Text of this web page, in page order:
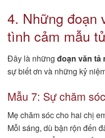
4. Những đoạn
tình cảm mẫu
Đây là những đoạn văn tả
sự biết ơn và những kỷ
Mẫu 7: Sự chăm
Mẹ chăm sóc cho hai chị
Mỗi sáng, dù bận rộn đến